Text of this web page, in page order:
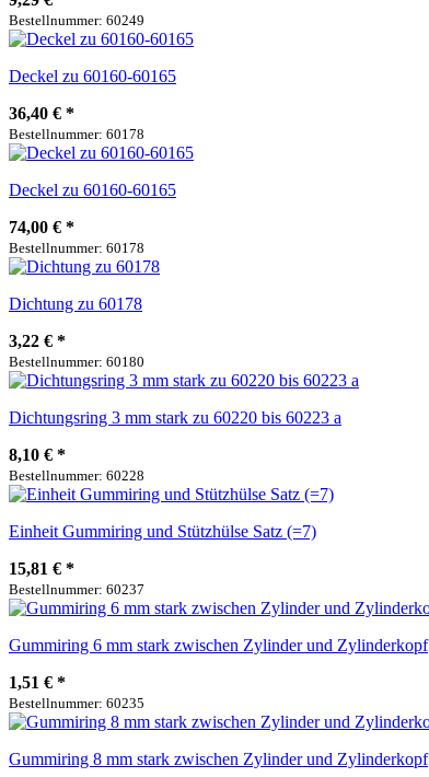
Bestellnummer: 60249
Deckel zu 60160-60165
36,40 € *
Bestellnummer: 60178
Deckel zu 60160-60165
74,00 € *
Bestellnummer: 60178
Dichtung zu 60178
3,22 € *
Bestellnummer: 60180
Dichtungsring 3 mm stark zu 60220 bis 60223 a
8,10 € *
Bestellnummer: 60228
Einheit Gummiring und Stützhülse Satz (=7)
15,81 € *
Bestellnummer: 60237
Gummiring 6 mm stark zwischen Zylinder und Zylinderkopf
1,51 € *
Bestellnummer: 60235
Gummiring 8 mm stark zwischen Zylinder und Zylinderkopf